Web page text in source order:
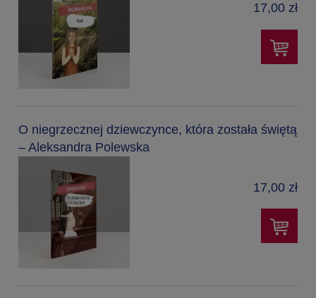
17,00 zł
O niegrzecznej dziewczynce, która została świętą
– Aleksandra Polewska
17,00 zł